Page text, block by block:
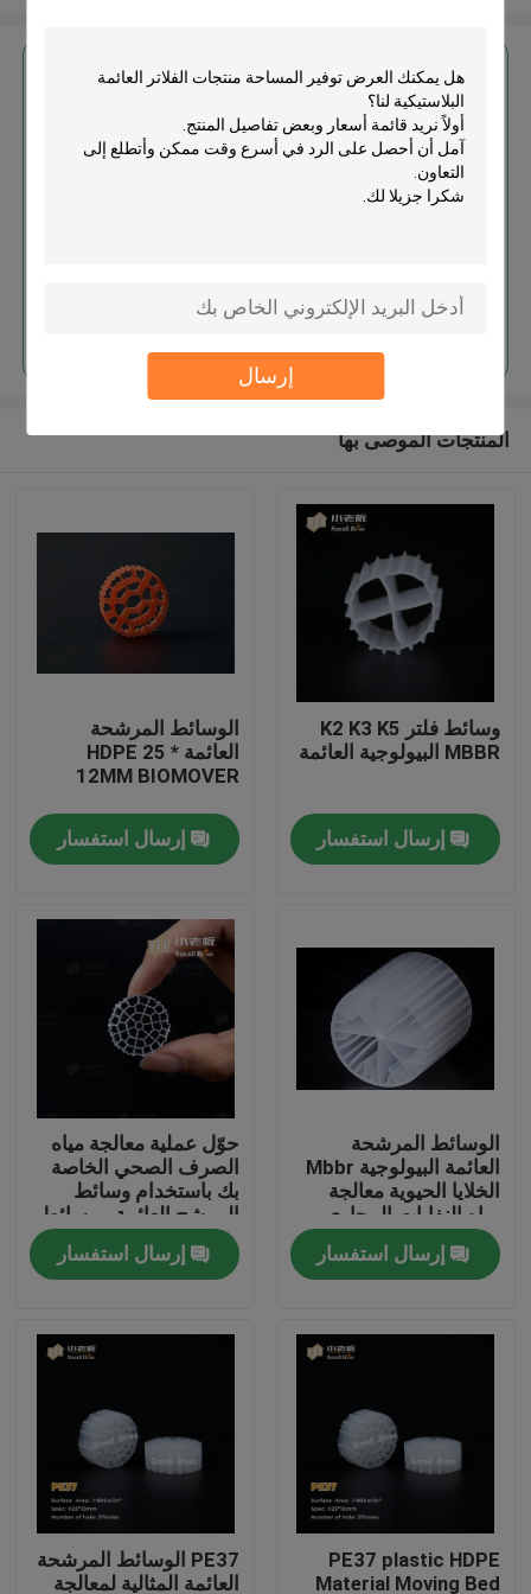
إرسال
منتجات
معلومات عنا
جولة في المعمل
مراقبة الجودة
اتصل بنا
اطلب اقتباس
الوسائط المرشحة MBBR
MBBR بيو ميديا
احصل على افضل سعر ل
توفير المساحة منتجات الفلاتر
استمر
المنتجات الموصى بها
وسائط فلتر K2 K3 K5
MBBR البيولوجية العائمة
إرسال استفسار
الوسائط المرشحة
العائمة HDPE 25 *
12MM BIOMOVER
إرسال استفسار
الوسائط المرشحة
العائمة البيولوجية Mbbr
الخلايا الحيوية معالجة
مياه النفايات المجاري
إرسال استفسار
حوّل عملية معالجة مياه
الصرف الصحي الخاصة
بك باستخدام وسائط
المرشح العائمة - وسائط
مرشح MBBR الحيوية
الأكثر فعاليةإرسال استفسار
PE37 plastic HDPE
Material Moving Bed
PE37 الوسائط المرشحة
العائمة المثالية لمعالجة